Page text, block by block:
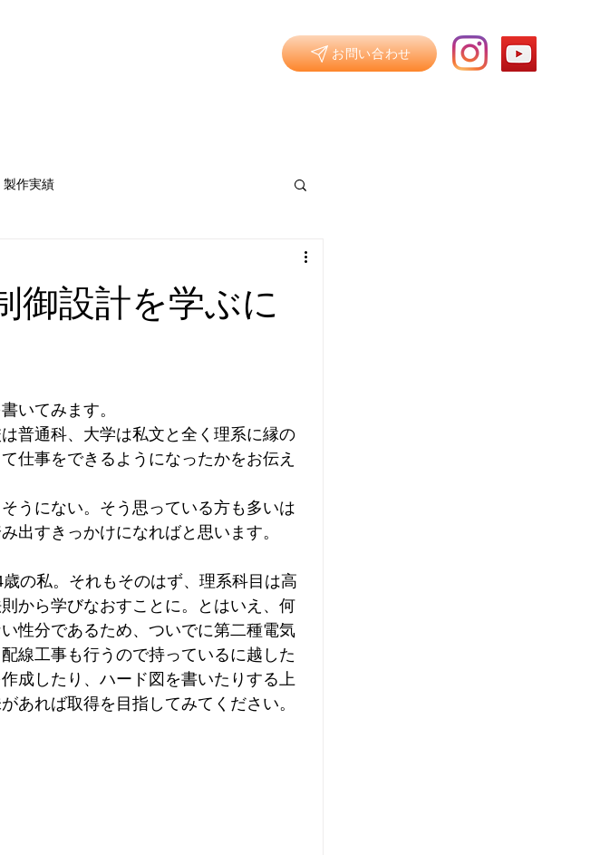
お問い合わせ
製作実績
御設計を学ぶに
いてみます。
普通科、大学は私文と全く理系に縁の
仕事をできるようになったかをお伝え
うにない。そう思っている方も多いは
出すきっかけになればと思います。
の私。それもそのはず、理系科目は高
から学びなおすことに。とはいえ、何
性分であるため、ついでに第二種電気
線工事も行うので持っているに越した
成したり、ハード図を書いたりする上
あれば取得を目指してみてください。